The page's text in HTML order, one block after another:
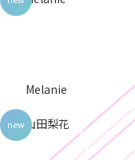
Melanie